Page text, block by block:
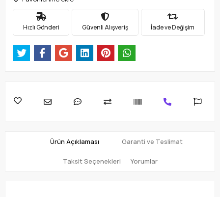
Hızlı Gönderi Güvenli Alışveriş İade ve Değişim
Ürün Açıklaması Garanti ve Teslimat
Taksit Seçenekleri Yorumlar